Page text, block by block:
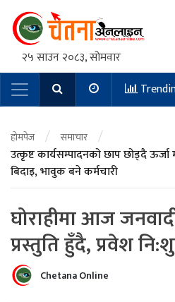
२५ साउन २०८३, सोमवार
Main Navigation
होमपेज / समाचार /
उत्कृष्ट कार्यसम्पादनको छाप छोड्दै ऊर्जा
बिदाइ, भावुक बने कर्मचारी
घोराहीमा आज
प्रस्तुति हुँदै, प्रवेश
Chetana Online